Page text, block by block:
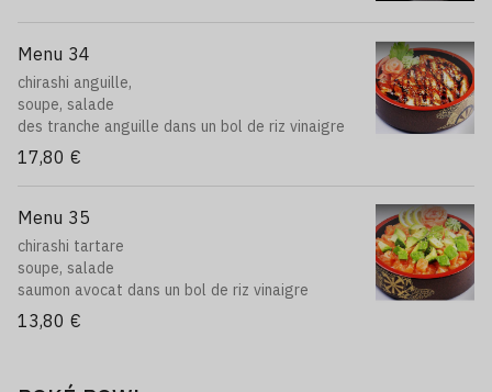
Menu 34
chirashi anguille,
soupe, salade
des tranche anguille dans un bol de riz vinaigre
17,80 €
Menu 35
chirashi tartare
soupe, salade
saumon avocat dans un bol de riz vinaigre
13,80 €